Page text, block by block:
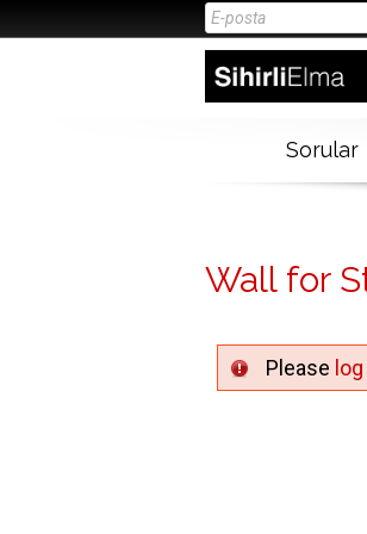
Sorular
Wall for
Please